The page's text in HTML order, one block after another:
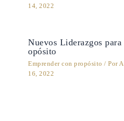
14, 2022
Nuevos Liderazgos
opósito
Emprender con propósito / Por
16, 2022